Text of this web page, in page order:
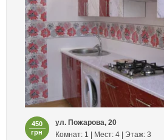
450
грн
ул. Пожарова, 20
Комнат: 1 | Мест: 4 | Этаж: 3